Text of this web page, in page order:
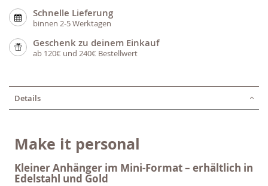
Schnelle Lieferung
binnen 2-5 Werktagen
Geschenk zu deinem Einkauf
ab 120€ und 240€ Bestellwert
Details
Make it personal
Kleiner Anhänger im Mini-Format – erhältlich in
Edelstahl und Gold